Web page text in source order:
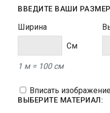
ВВЕДИТЕ ВАШИ
Ширина
Cм
1 м = 100 см
Вписать
ВЫБЕРИТЕ МАТЕРИАЛ: